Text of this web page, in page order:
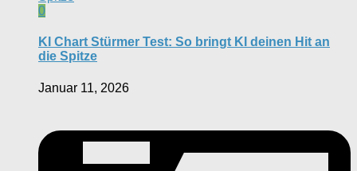
0
KI Chart Stürmer Test: So bringt KI deinen Hit an
die Spitze
Januar 11, 2026